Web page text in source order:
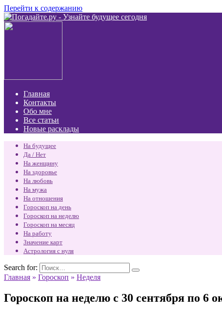
Перейти к содержанию
Главная
Контакты
Обо мне
Все статьи
Новые расклады
На будущее
Да / Нет
На женщину
На здоровье
На любовь
На мужа
На отношения
Гороскоп на день
Гороскоп на неделю
Гороскоп на месяц
На работу
Значение карт
Астрология с нуля
Search for:
Главная » Гороскоп » Неделя
Гороскоп на неделю с 30 сентября по 6